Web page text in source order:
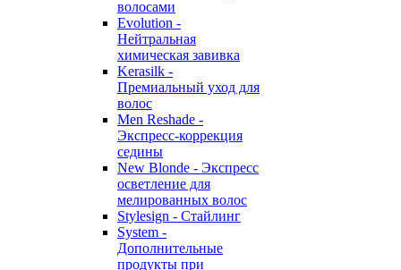
волосами
Evolution -
Нейтральная
химическая завивка
Kerasilk -
Премиальный уход для
волос
Men Reshade -
Экспресс-коррекция
седины
New Blonde - Экспресс
осветление для
мелированных волос
Stylesign - Стайлинг
System -
Дополнительные
продукты при